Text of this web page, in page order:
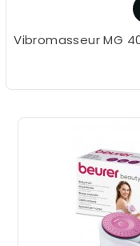
Vibromasseur MG 40